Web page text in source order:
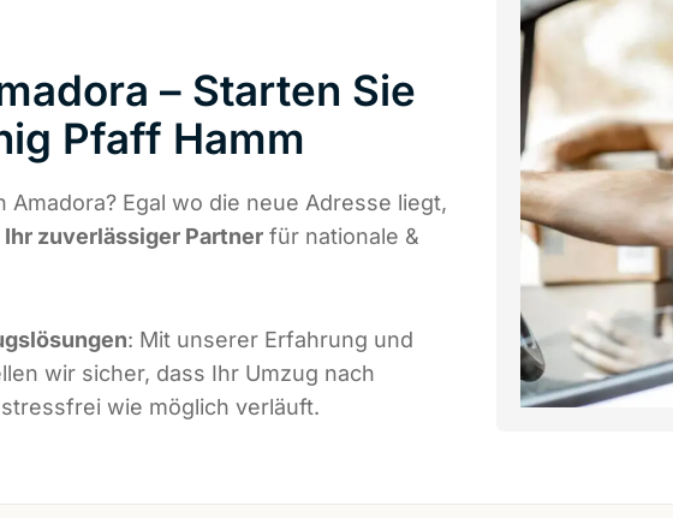
– Starten Sie
Pfaff Hamm
Amadora? Egal wo die neue Adresse liegt,
Ihr zuverlässiger Partner für nationale &
: Mit unserer Erfahrung und
wir sicher, dass Ihr Umzug nach
wie möglich verläuft.